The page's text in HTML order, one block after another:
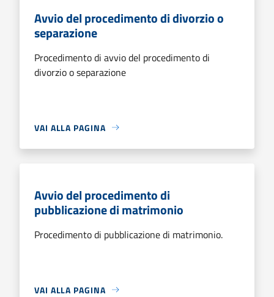
Avvio del procedimento di divorzio o
separazione
Procedimento di avvio del procedimento di
divorzio o separazione
VAI ALLA PAGINA
Avvio del procedimento di
pubblicazione di matrimonio
Procedimento di pubblicazione di matrimonio.
VAI ALLA PAGINA